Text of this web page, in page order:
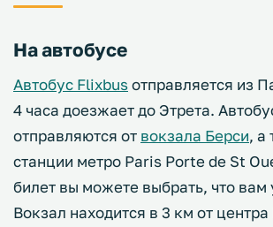
На автобусе
Автобус Flixbusотправляется из
4 часа доезжает до Этрета.
отправляются от вокзала Берси, а
станции метро Paris Porte de St
билет вы можете выбрать, что вам
Вокзал находится в 3 км от